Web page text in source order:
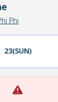
Phi
23(SUN)